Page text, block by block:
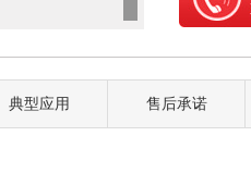
典型应用 售后承诺